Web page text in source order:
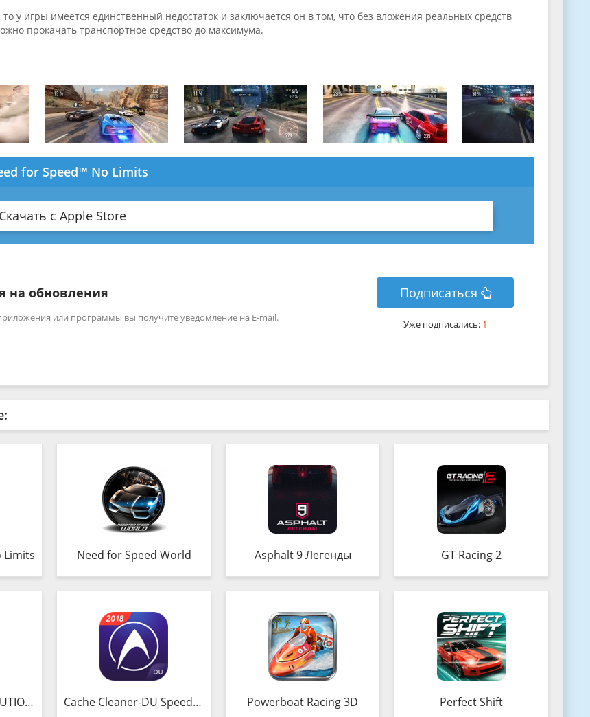
то у игры имеется единственный недостаток и заключается он в том, что без вложения реальных средств
прокачать транспортное средство до максимума.
for Speed™ No Limits
Скачать с Apple Store
на обновления
или программы вы получите уведомление на E-mail.
Подписаться
Уже подписались: 1
Limits Need for Speed World Asphalt 9 Легенды GT Racing 2
Cache Cleaner-DU Speed Booster Powerboat Racing 3D Perfect Shift